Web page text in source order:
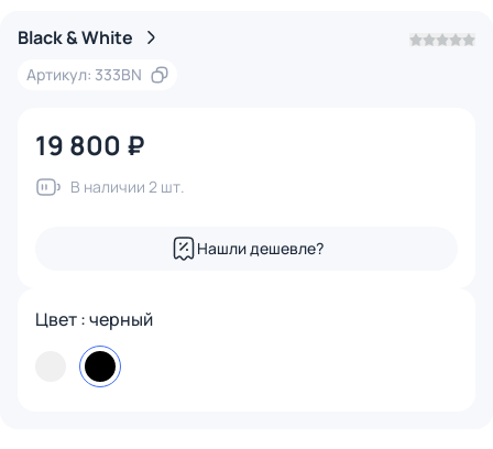
Black & White
Артикул: 333BN
19 800 ₽
В наличии 2 шт.
Нашли дешевле?
Цвет : черный